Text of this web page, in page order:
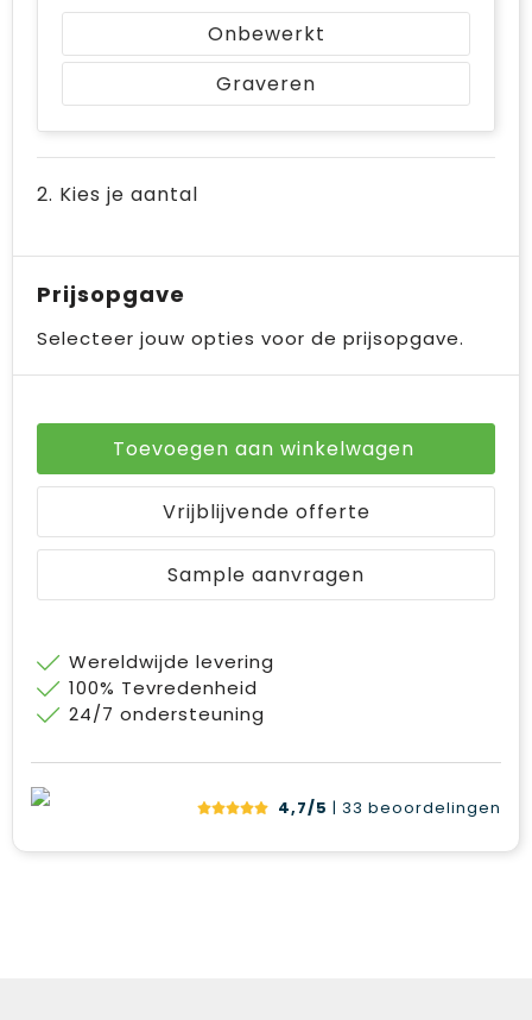
Bodywarmers
Ondergoed en Sokken
Ademhalingsbescherming
Jute tassen
Laptop hoezen en tassen
Schoudertassen
Tablettassen
Onbewerkt
Graveren
2. Kies je aantal
Prijsopgave
Selecteer jouw opties voor de prijsopgave.
Toevoegen aan winkelwagen
Vrijblijvende offerte
Sample aanvragen
Wereldwijde levering
100% Tevredenheid
24/7 ondersteuning
4,7/5 | 33 beoordelingen